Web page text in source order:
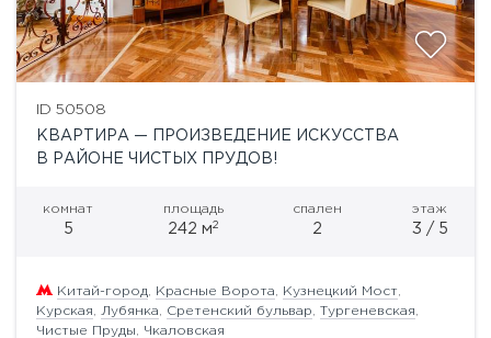
ID 50508
КВАРТИРА — ПРОИЗВЕДЕНИЕ ИСКУССТВА
В РАЙОНЕ ЧИСТЫХ ПРУДОВ!
комнат
5
площадь
242 м2
спален
2
этаж
3 / 5
Китай-город Красные Ворота Кузнецкий Мост
Курская
Лубянка Сретенский бульвар Тургеневская
Чистые Пруды
Чкаловская